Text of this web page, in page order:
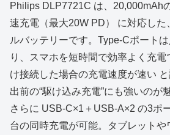
Philips DLP7721C は、20,000mAh
速充電（最大20W PD） に対応した
ルバッテリーです。Type‑Cポート
り、スマホを短時間で効率よく充
け接続した場合の充電速度が速い
出前の“駆け込み充電”にも強いのが
さらに USB‑C×1＋USB‑A×2 の3ポ
台の同時充電が可能。タブレット